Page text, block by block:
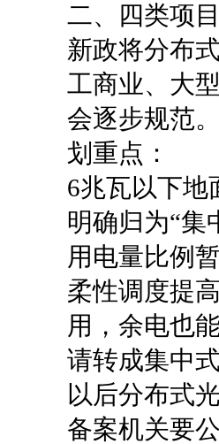
二、四类项
新政将分布
工商业、大
会逐步规范
划重点：
6兆瓦以下地
明确归为“集
用电量比例
柔性调度提
用，余电也
请转成集中
以后分布式
备案机关要